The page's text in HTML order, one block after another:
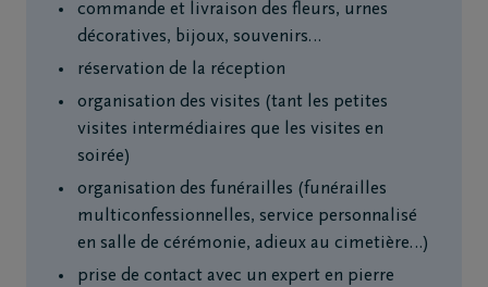
commande et livraison des fleurs, urnes
décoratives, bijoux, souvenirs…
réservation de la réception
organisation des visites (tant les petites
visites intermédiaires que les visites en
soirée)
organisation des funérailles (funérailles
multiconfessionnelles, service personnalisé
en salle de cérémonie, adieux au cimetière…)
prise de contact avec un expert en pierre